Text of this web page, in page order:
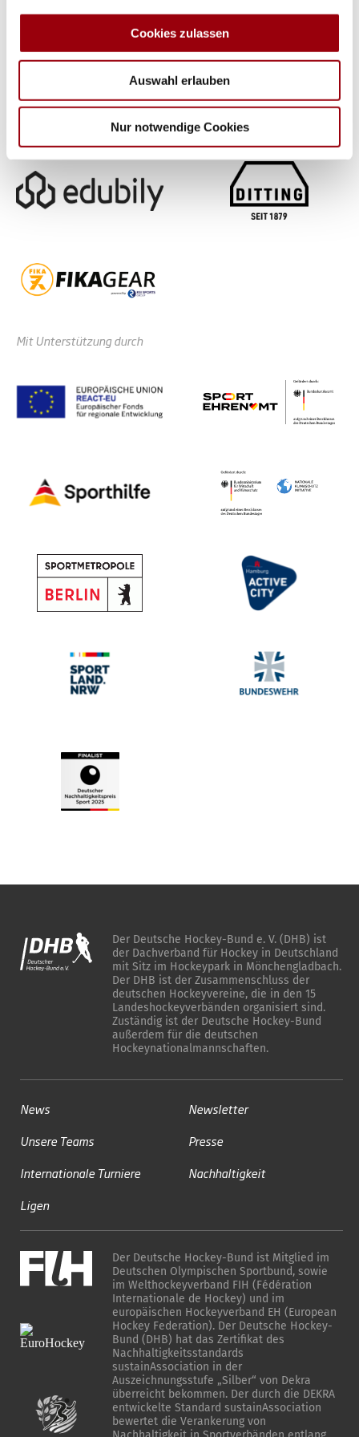
soziale Medien, Werbung und Analysen weiter. Unsere
Partner führen diese Informationen möglicherweise mit
weiteren Daten zusammen, die Sie ihnen bereitgestellt
haben oder die sie im Rahmen Ihrer Nutzung der Dienste
Cookies zulassen
Auswahl erlauben
Nur notwendige Cookies
Mit Unterstützung durch
Der Deutsche Hockey-Bund e. V. (DHB) ist
der Dachverband für Hockey in Deutschland
mit Sitz im Hockeypark in Mönchengladbach.
Der DHB ist der Zusammenschluss der
deutschen Hockeyvereine, die in den 15
Landeshockeyverbänden organisiert sind.
Zuständig ist der Deutsche Hockey-Bund
außerdem für die deutschen
Hockeynationalmannschaften.
News
Unsere Teams
Internationale Turniere
Ligen
Newsletter
Presse
Nachhaltigkeit
Der Deutsche Hockey-Bund ist Mitglied im
Deutschen Olympischen Sportbund, sowie
im Welthockeyverband FIH (Fédération
Internationale de Hockey) und im
europäischen Hockeyverband EH (European
Hockey Federation). Der Deutsche Hockey-
Bund (DHB) hat das Zertifikat des
Nachhaltigkeitsstandards
sustainAssociation in der
Auszeichnungsstufe „Silber“ von Dekra
überreicht bekommen. Der durch die DEKRA
entwickelte Standard sustainAssociation
bewertet die Verankerung von